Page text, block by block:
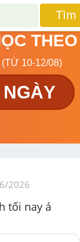
Tìm
THEO
10-12/08)
2026
tối nay á